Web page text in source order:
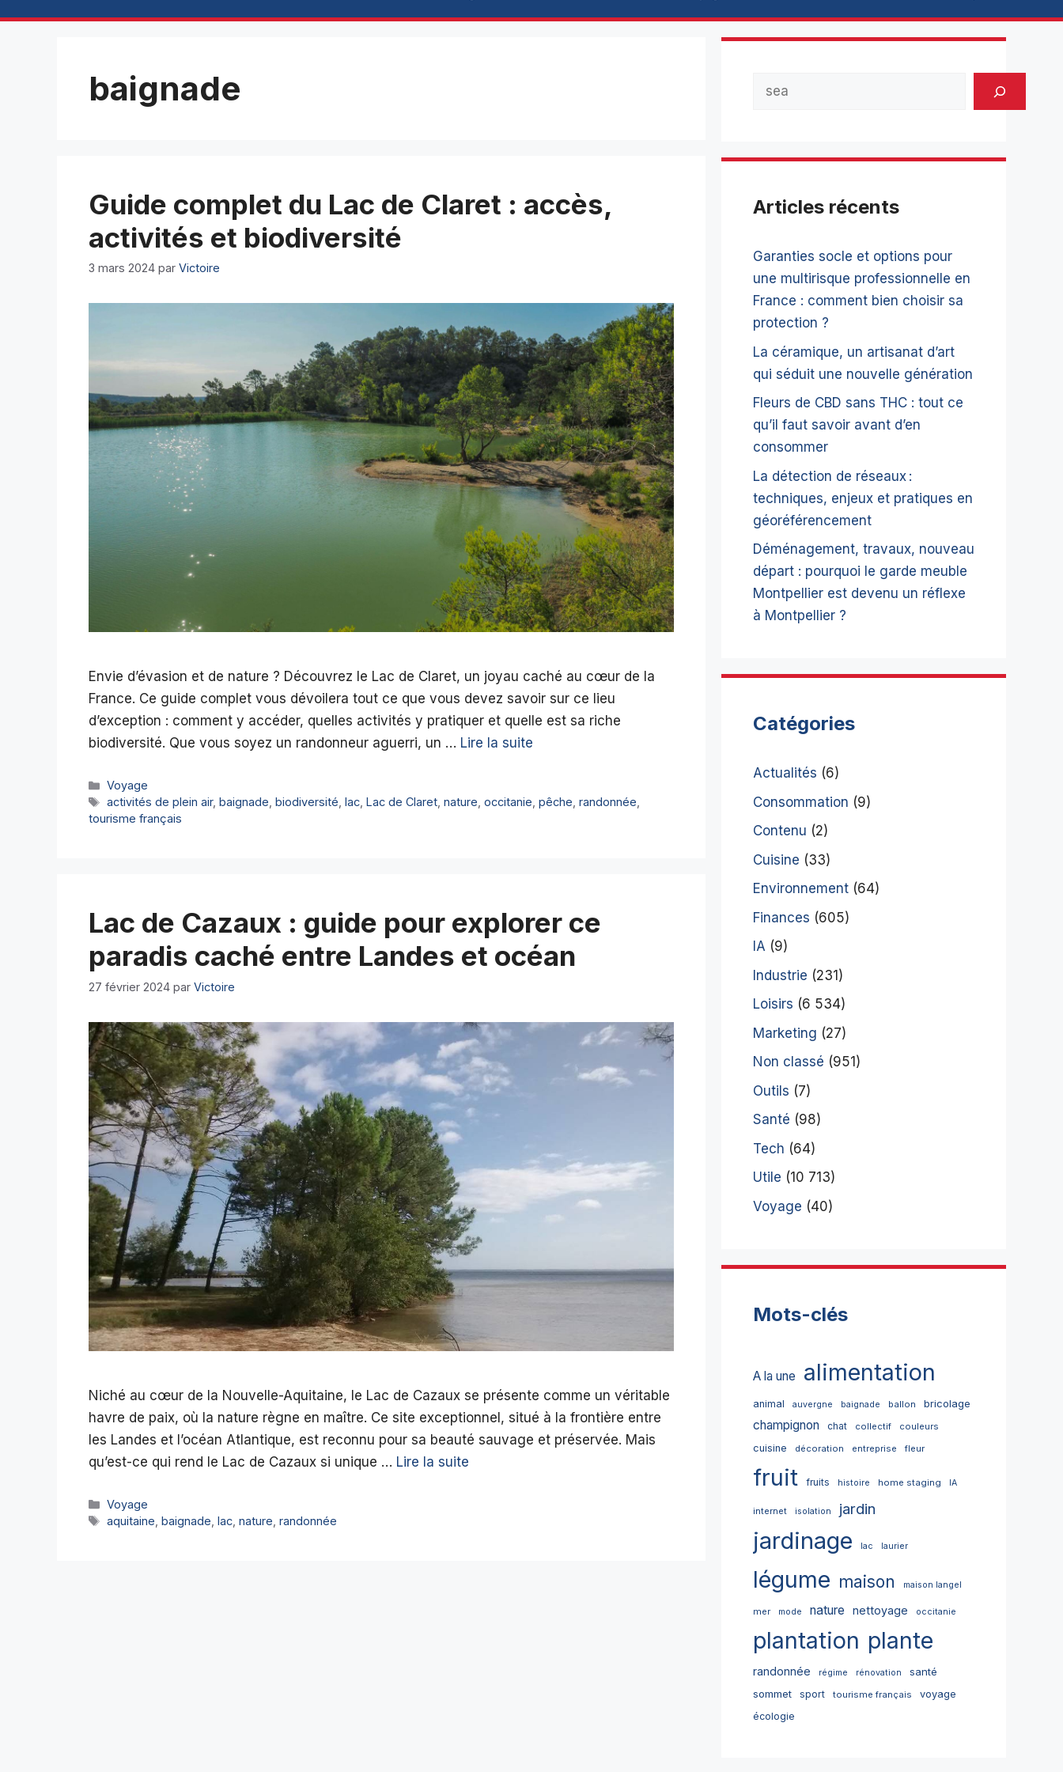
baignade
Guide complet du Lac de Claret : accès,
activités et biodiversité
3 mars 2024 par Victoire
Envie d’évasion et de nature ? Découvrez le Lac de Claret, un joyau caché au cœur de la
France. Ce guide complet vous dévoilera tout ce que vous devez savoir sur ce lieu
d’exception : comment y accéder, quelles activités y pratiquer et quelle est sa riche
biodiversité. Que vous soyez un randonneur aguerri, un … Lire la suite
Catégories
Voyage
Étiquettes
activités de plein air,baignade ,biodiversité ,lac ,Lac de Claret ,nature ,occitanie ,pêche ,randonnée
tourisme français
Lac de Cazaux : guide pour explorer ce
paradis caché entre Landes et océan
27 février 2024 par Victoire
Niché au cœur de la Nouvelle-Aquitaine, le Lac de Cazaux se présente comme un véritable
havre de paix, où la nature règne en maître. Ce site exceptionnel, situé à la frontière entre
les Landes et l’océan Atlantique, est reconnu pour sa beauté sauvage et préservée. Mais
qu’est-ce qui rend le Lac de Cazaux si unique … Lire la suite
Catégories
Voyage
Étiquettes
aquitaine ,baignade ,lac ,nature ,randonnée
Articles récents
Garanties socle et options pour
une multirisque professionnelle en
France : comment bien choisir sa
protection ?
La céramique, un artisanat d’art
qui séduit une nouvelle génération
Fleurs de CBD sans THC : tout ce
qu’il faut savoir avant d’en
consommer
La détection de réseaux :
techniques, enjeux et pratiques en
géoréférencement
Déménagement, travaux, nouveau
départ : pourquoi le garde meuble
Montpellier est devenu un réflexe
à Montpellier ?
Catégories
Actualités (6)
Consommation (9)
Contenu (2)
Cuisine (33)
Environnement (64)
Finances (605)
IA (9)
Industrie (231)
Loisirs (6 534)
Marketing (27)
Non classé (951)
Outils (7)
Santé (98)
Tech (64)
Utile (10 713)
Voyage (40)
Mots-clés
A la une alimentation
animal auvergne baignade ballon bricolage
champignon chat collectif couleurs
cuisine décoration entreprise fleur
fruit fruits histoire home staging IA
internet isolation jardin
jardinage lac laurier
légume maison maison langel
mer mode nature nettoyage occitanie
plantation plante
randonnée régime rénovation
santé
sommet
sport tourisme français
voyage
écologie